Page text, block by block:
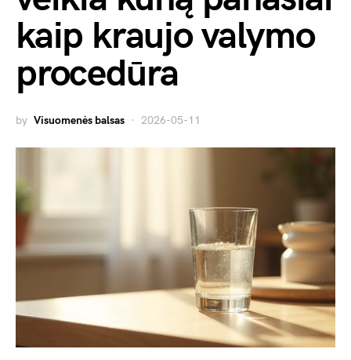
kaip kraujo valymo
procedūra
by Visuomenės balsas 2026-05-11